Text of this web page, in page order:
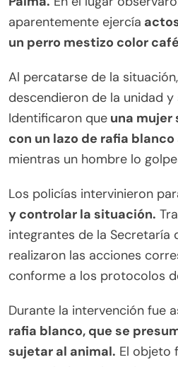
aparentemente ejercía
un perro mestizo color
Al percatarse de la
descendieron de la unidad
Identificaron que una mujer
con un lazo de rafia
mientras un hombre lo
Los policías intervinieron
y controlar la situación.
integrantes de la Secretaría
realizaron las acciones
conforme a los protocolos
Durante la intervención fue
rafia blanco, que se
sujetar al animal. El objeto